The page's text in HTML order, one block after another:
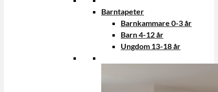
Barntapeter
Barnkammare 0-3 år
Barn 4-12 år
Ungdom 13-18 år